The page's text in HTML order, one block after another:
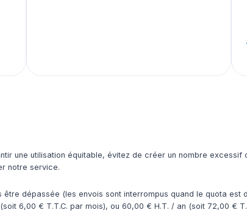
une utilisation équitable, évitez de créer un nombre excessif
notre service.
dépassée (les envois sont interrompus quand le quota est
(soit 6,00 € T.T.C. par mois), ou 60,00 € H.T. / an (soit 72,00 €